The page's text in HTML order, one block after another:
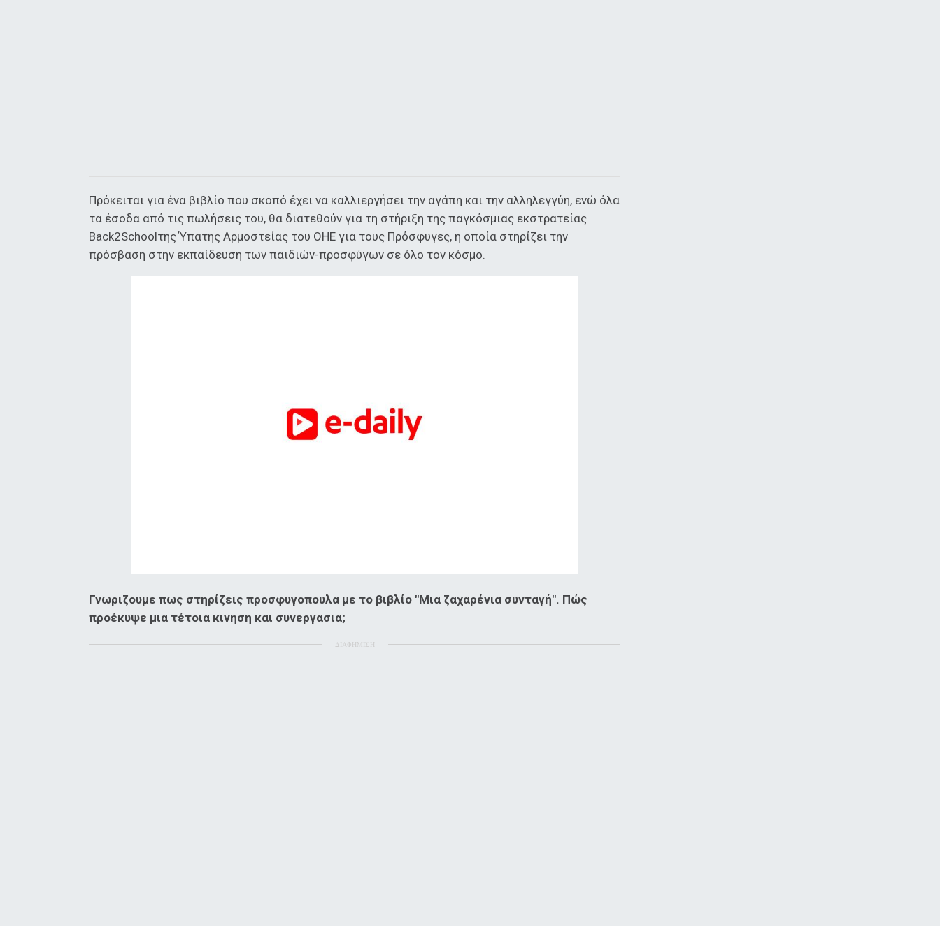
Πρόκειται για ένα βιβλίο που σκοπό έχει να καλλιεργήσει την αγάπη και την αλληλεγγύη, ενώ όλα
τα έσοδα από τις πωλήσεις του, θα διατεθούν για τη στήριξη της παγκόσμιας εκστρατείας
Back2Schoolτης Ύπατης Αρμοστείας του ΟΗΕ για τους Πρόσφυγες, η οποία στηρίζει την
πρόσβαση στην εκπαίδευση των παιδιών-προσφύγων σε όλο τον κόσμο.
Γνωριζουμε πως στηρίζεις προσφυγοπουλα με το βιβλίο "Μια ζαχαρένια συνταγή". Πώς
προέκυψε μια τέτοια κινηση και συνεργασια;
ΔΙΑΦΗΜΙΣΗ